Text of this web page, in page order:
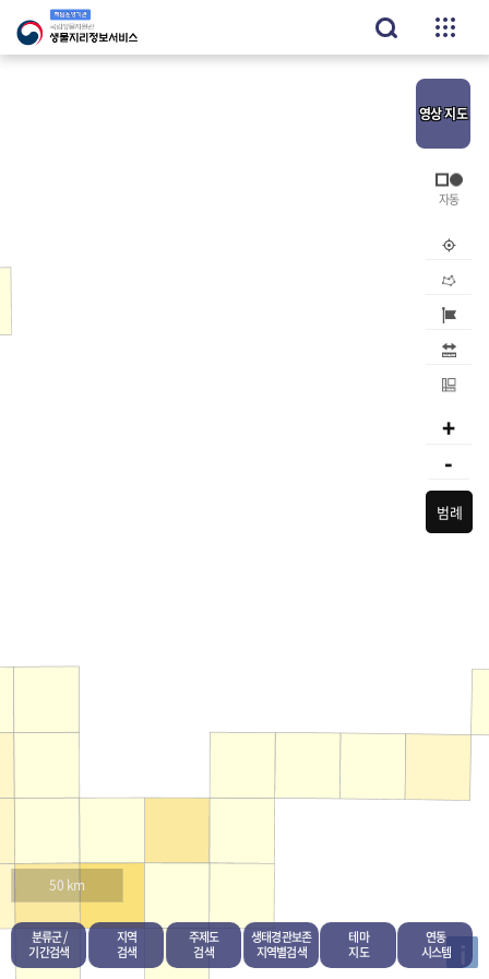
분류군 /
기간검색
지역
검색
주제도
검색
생태경관보존
지역별검색
테마
지도
연동
시스템 i
50 km
영상지도
내위치
공간검
지역검
거리
면적
+
-
범례